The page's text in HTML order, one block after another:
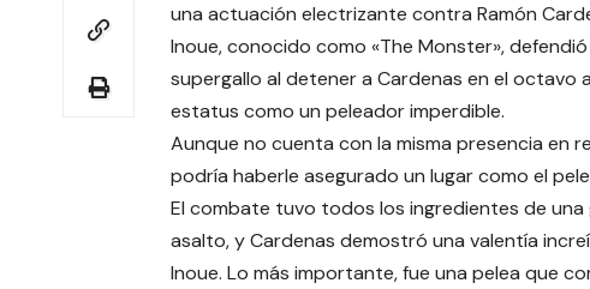
una actuación electrizante contra Ramón
Inoue, conocido como «The Monster»,
supergallo al detener a Cardenas en el octavo
estatus como un peleador imperdible.
Aunque no cuenta con la misma presencia en
podría haberle asegurado un lugar como el
El combate tuvo todos los ingredientes de una
asalto, y Cardenas demostró una valentía
Inoue. Lo más importante, fue una pelea que